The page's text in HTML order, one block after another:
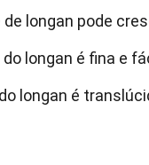
de longan pode
longan é fina e
longan é